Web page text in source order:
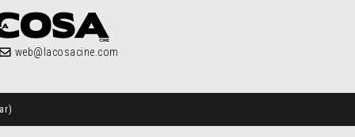
web@lacosacine.com
)